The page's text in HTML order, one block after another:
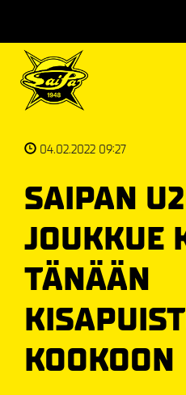
04.02.2022 09:27
SAIPAN
JOUKKUE
TÄNÄÄN
KOOKOON